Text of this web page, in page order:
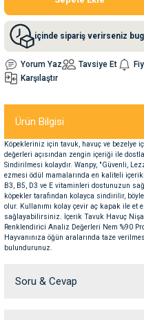
Su Kabları
içinde sipariş verirseniz
Yorum Yaz Tavsiye Et
Karşılaştır
Ürün Bilgisi
Köpekleriniz için tavuk, havuç ve bezelye
değerleri açısından zengin içeriği ile
Sindirilmesi kolaydır. Wanpy, "Güvenli,
ezmesi ödül mamalarında en kaliteli
B3, B5, D3 ve E vitaminleri dostunuzun
köpekler tarafından kolayca sindirilir,
olur. Kullanımı kolay çevir aç kapak ile et
sağlayabilirsiniz. İçerik Tavuk Havuç
Renklendirici Analiz Değerleri Nem %90
Hayvanınıza öğün aralarında taze
bulundurunuz.
Soru & Cevap